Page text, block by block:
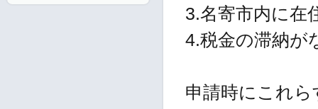
3.名寄市内に在
4.税金の滞納が
申請時にこれ